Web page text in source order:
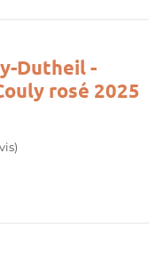
Dutheil -
rosé 2025
)